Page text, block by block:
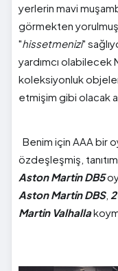
yerlerin mavi
görmekten
"hissetmenizi"
yardımcı olabilecek
koleksiyonluk
etmişim gibi olacak
Benim için AAA bir
özdeşleşmiş,
Aston Martin DB5
Aston Martin DBS,
Martin Valhalla